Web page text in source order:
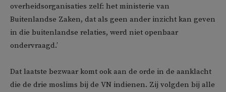
overheidsorganisaties zelf: het ministerie van
Buitenlandse Zaken, dat als geen ander inzicht kan geven
in die buitenlandse relaties, werd niet openbaar
ondervraagd.’
Dat laatste bezwaar komt ook aan de orde in de aanklacht
die de drie moslims bij de VN indienen. Zij volgden bij alle